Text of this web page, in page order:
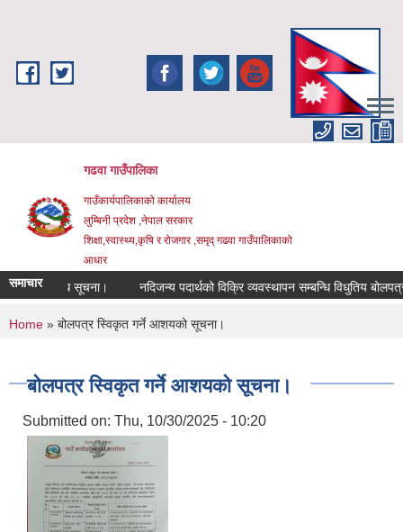
गढवा गाउँपालिका
गाउँकार्यपालिकाको कार्यालय
लुम्बिनी प्रदेश ,नेपाल सरकार
शिक्षा,स्वास्थ्य,कृषि र रोजगार ,समृद् गढवा गाउँपालिकाको
आधार
समाचार
सम्बन्धि सूचना। नदिजन्य पदार्थको विक्रि व्यवस्थापन सम्बन्धि विधुतिय बोलपत्र
You are here
Home » बोलपत्र स्विकृत गर्ने आशयको सूचना।
बोलपत्र स्विकृत गर्ने आशयको सूचना।
Submitted on: Thu, 10/30/2025 - 10:20